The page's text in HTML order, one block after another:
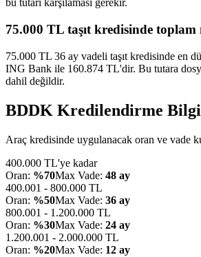
bu tutarı karşılaması gerekir.
75.000 TL taşıt kredisinde
75.000 TL 36 ay vadeli taşıt kredisinde en
ING Bank ile 160.874 TL'dir. Bu tutara
dahil değildir.
BDDK Kredilendirme
Araç kredisinde uygulanacak oran ve vade
400.000 TL'ye kadar
Oran: %70Max Vade: 48 ay
400.001 - 800.000 TL
Oran: %50Max Vade: 36 ay
800.001 - 1.200.000 TL
Oran: %30Max Vade: 24 ay
1.200.001 - 2.000.000 TL
Oran: %20Max Vade: 12 ay